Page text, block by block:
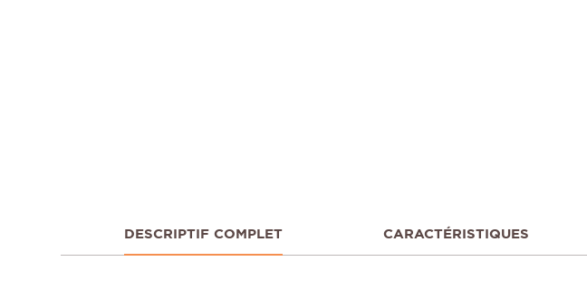
DESCRIPTIF COMPLET CARACTÉRISTIQUES